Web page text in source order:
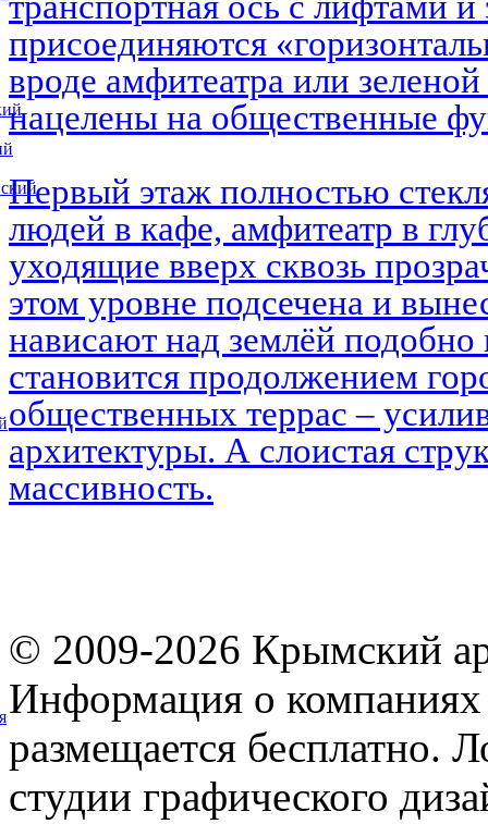
присоединяются
вроде амфитеатра или
нацелены на общественные
Первый этаж полностью
людей в кафе, амфитеатр в
уходящие вверх сквозь
этом уровне подсечена и
нависают над землёй
становится продолжением
общественных террас –
архитектуры. А слоистая
массивность.
© 2009-2026 Крымский
Информация о компаниях
размещается бесплатно.
студии графического